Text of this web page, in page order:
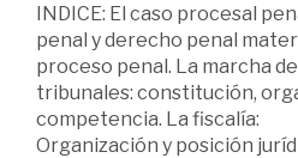
INDICE: El caso procesal
penal y derecho penal
proceso penal. La marcha
tribunales: constitución,
competencia. La fiscalía:
Organización y posición